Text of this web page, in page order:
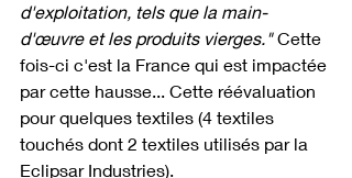
d'exploitation, tels que la main-
d'œuvre et les produits vierges." Cette
fois-ci c'est la France qui est impactée
par cette hausse... Cette réévaluation
pour quelques textiles (4 textiles
touchés dont 2 textiles utilisés par la
Eclipsar Industries).